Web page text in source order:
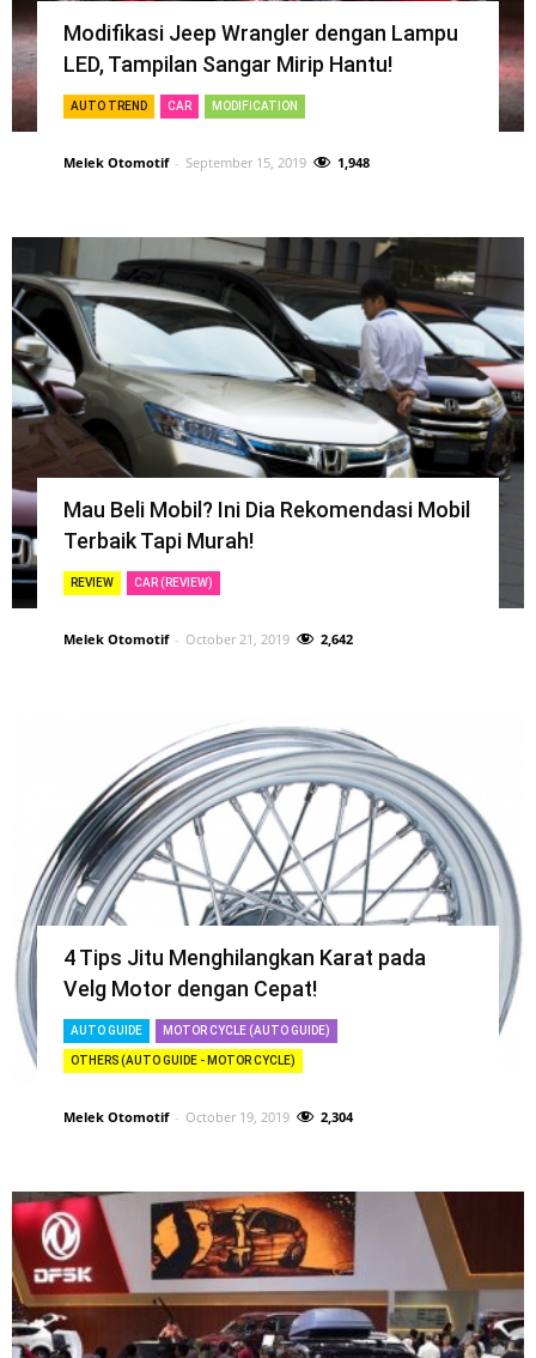
Modifikasi Jeep Wrangler dengan Lampu
LED, Tampilan Sangar Mirip Hantu!
AUTO TREND CAR MODIFICATION
Melek Otomotif - September 15, 2019 1,948
Mau Beli Mobil? Ini Dia Rekomendasi Mobil
Terbaik Tapi Murah!
REVIEW CAR (REVIEW)
Melek Otomotif - October 21, 2019 2,642
4 Tips Jitu Menghilangkan Karat pada
Velg Motor dengan Cepat!
AUTO GUIDE MOTOR CYCLE (AUTO GUIDE)
OTHERS (AUTO GUIDE - MOTOR CYCLE)
Melek Otomotif - October 19, 2019 2,304